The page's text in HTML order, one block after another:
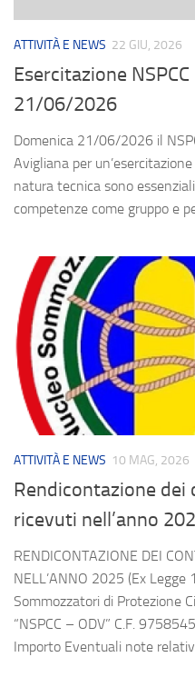
ATTIVITÀ E NEWS 22 GIU, 2026
Esercitazione
21/06/2026
Domenica 21/06/2026 il
Avigliana per
natura tecnica sono
competenze come gruppo e
ATTIVITÀ E NEWS 10 MAG, 2026
Rendicontazione
ricevuti nell’anno
RENDICONTAZIONE DEI
NELL’ANNO 2025 (Ex
Sommozzatori di Protezione
“NSPCC – ODV” C.F.
Importo Eventuali note